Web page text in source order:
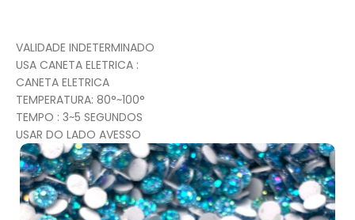
VALIDADE INDETERMINADO
USA CANETA ELETRICA :
CANETA ELETRICA
TEMPERATURA: 80°~100°
TEMPO : 3~5 SEGUNDOS
USAR DO LADO AVESSO